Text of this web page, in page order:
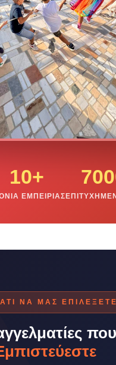
10+
ΕΜΠΕΙΡΊΑΣ
ΝΑ ΜΑΣ ΕΠΙΛΈΞΕΤΕ
που